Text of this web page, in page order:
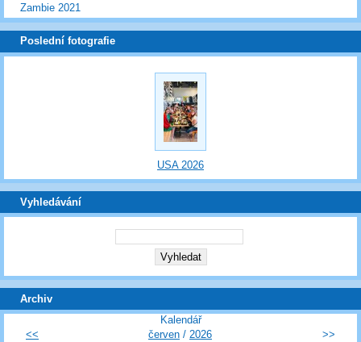
Zambie 2021
Poslední fotografie
USA 2026
Vyhledávání
Archiv
Kalendář
<<
červen / 2026 >>